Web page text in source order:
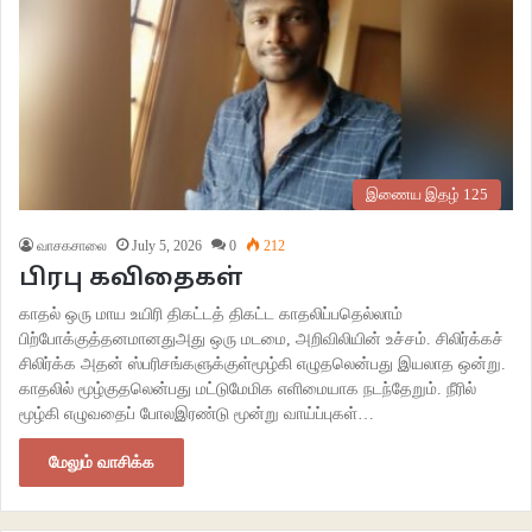
இணைய இதழ் 125
வாசகசாலை July 5, 2026 0 212
பிரபு கவிதைகள்
காதல் ஒரு மாய உயிரி திகட்டத் திகட்ட காதலிப்பதெல்லாம்
பிற்போக்குத்தனமானதுஅது ஒரு மடமை, அறிவிலியின் உச்சம். சிலிர்க்கச்
சிலிர்க்க அதன் ஸ்பரிசங்களுக்குள்மூழ்கி எழுதலென்பது இயலாத ஒன்று.
காதலில் மூழ்குதலென்பது மட்டுமேமிக எளிமையாக நடந்தேறும். நீரில்
மூழ்கி எழுவதைப் போலஇரண்டு மூன்று வாய்ப்புகள்…
மேலும் வாசிக்க